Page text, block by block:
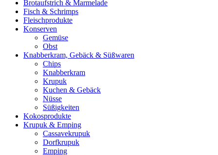
Brotaufstrich & Marmelade
Fisch & Schrimps
Fleischprodukte
Konserven
Gemüse
Obst
Knabberkram, Gebäck & Süßwaren
Chips
Knabberkram
Krupuk
Kuchen & Gebäck
Nüsse
Süßigkeiten
Kokosprodukte
Krupuk & Emping
Cassavekrupuk
Dorfkrupuk
Emping